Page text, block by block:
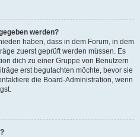
werden?
haben, dass in dem Forum, in dem
zuerst geprüft werden müssen. Es
dich zu einer Gruppe von Benutzern
erst begutachten möchte, bevor sie
die Board-Administration, wenn